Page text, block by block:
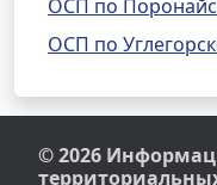
ОСП по
ОСП по
© 2026